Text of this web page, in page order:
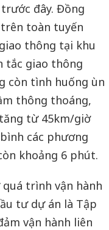
đây. Đồng
toàn tuyến
thông tại khu
tắc giao thông
còn tình huống ùn
thông thoáng,
từ 45km/giờ
các phương
khoảng 6 phút.
trình vận hành
tư dự án là Tập
vận hành liên